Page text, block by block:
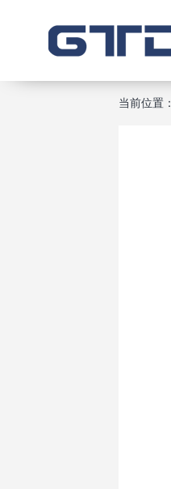
当前位置：